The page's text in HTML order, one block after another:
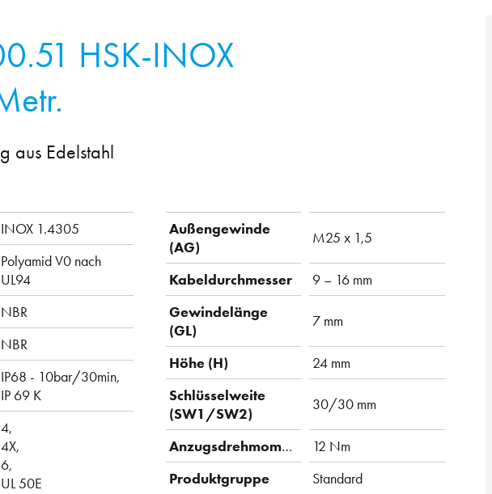
HSK-INOX
aus Edelstahl
INOX 1.4305
Polyamid V0 nach
UL94
NBR
NBR
IP68 - 10bar/30min,
IP 69 K
4,
4X,
6,
UL 50E
Außengewinde
(AG)
M25 x 1,5
Kabeldurchmesser
9 – 16 mm
Gewindelänge
(GL)
7 mm
Höhe (H)
24 mm
Schlüsselweite
(SW1/SW2)
30/30 mm
Anzugsdrehmoment
12 Nm
Produktgruppe
Standard